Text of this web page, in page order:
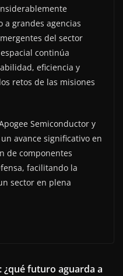
grandes agencias
del sector
continúa
eficiencia y
retos de las misiones
Semiconductor y
avance significativo en
de componentes
facilitando la
sector en plena
¿qué futuro aguarda a